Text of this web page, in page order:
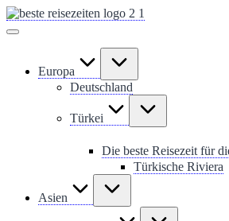
Skip
to
Europa
Deutschland
Türkei
Die beste Reisezeit für
Türkische Riviera
Asien